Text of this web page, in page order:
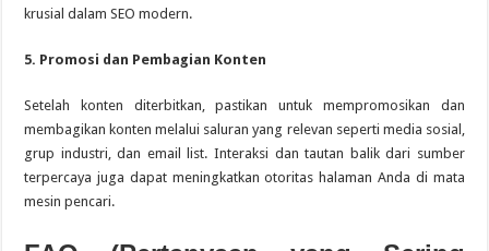
krusial dalam SEO modern.
5. Promosi dan Pembagian Konten
Setelah konten diterbitkan, pastikan untuk mempromosikan dan
membagikan konten melalui saluran yang relevan seperti media sosial,
grup industri, dan email list. Interaksi dan tautan balik dari sumber
terpercaya juga dapat meningkatkan otoritas halaman Anda di mata
mesin pencari.